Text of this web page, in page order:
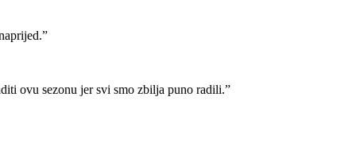
ovu sezonu jer svi smo zbilja puno radili.”